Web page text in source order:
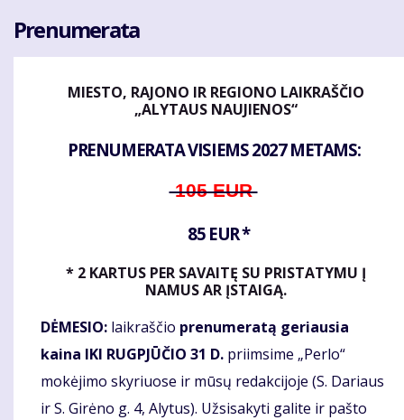
Prenumerata
MIESTO, RAJONO IR REGIONO LAIKRAŠČIO
„ALYTAUS NAUJIENOS“
PRENUMERATA VISIEMS 2027 METAMS:
105 EUR
85 EUR *
* 2 KARTUS PER SAVAITĘ SU PRISTATYMU Į
NAMUS AR ĮSTAIGĄ.
DĖMESIO: laikraščio prenumeratą geriausia
kaina IKI RUGPJŪČIO 31 D. priimsime „Perlo“
mokėjimo skyriuose ir mūsų redakcijoje (S. Dariaus
ir S. Girėno g. 4, Alytus). Užsisakyti galite ir pašto